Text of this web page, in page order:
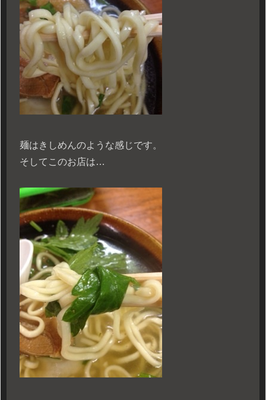
麺はきしめんのような感じです。
そしてこのお店は…